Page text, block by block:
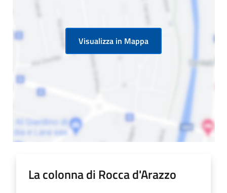
Visualizza in Mappa
La colonna di Rocca d'Arazzo